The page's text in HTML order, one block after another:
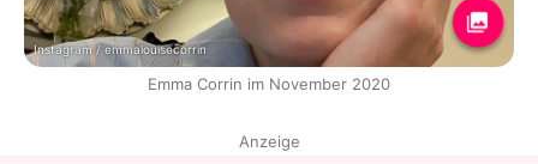
Instagram / emmalouisecorrin
Emma Corrin im November 2020
Anzeige